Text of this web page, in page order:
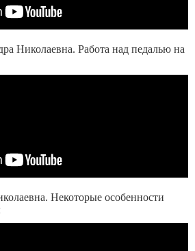
Николаевна. Работа над педалью на
Некоторые особенности